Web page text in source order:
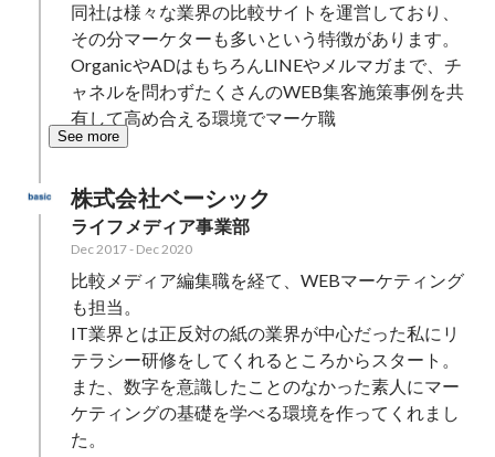
同社は様々な業界の比較サイトを運営しており、
その分マーケターも多いという特徴があります。
OrganicやADはもちろんLINEやメルマガまで、チ
ャネルを問わずたくさんのWEB集客施策事例を共
有して高め合える環境でマーケ職
See more
株式会社ベーシック
ライフメディア事業部
Dec 2017- Dec 2020
比較メディア編集職を経て、WEBマーケティング
も担当。
IT業界とは正反対の紙の業界が中心だった私にリ
テラシー研修をしてくれるところからスタート。
また、数字を意識したことのなかった素人にマー
ケティングの基礎を学べる環境を作ってくれまし
た。